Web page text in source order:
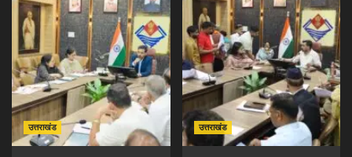
उत्तराखंड उत्तराखंड